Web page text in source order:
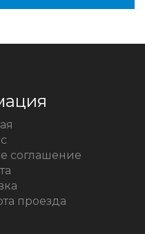
соглашение
проезда